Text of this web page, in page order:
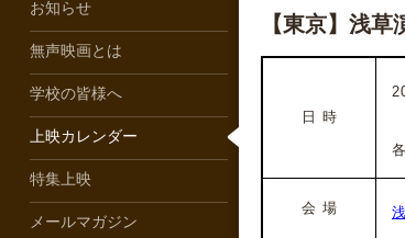
【東京】浅
日 時
各
会 場
お知らせ
無声映画とは
学校の皆様へ
上映カレンダー
特集上映
メールマガジン